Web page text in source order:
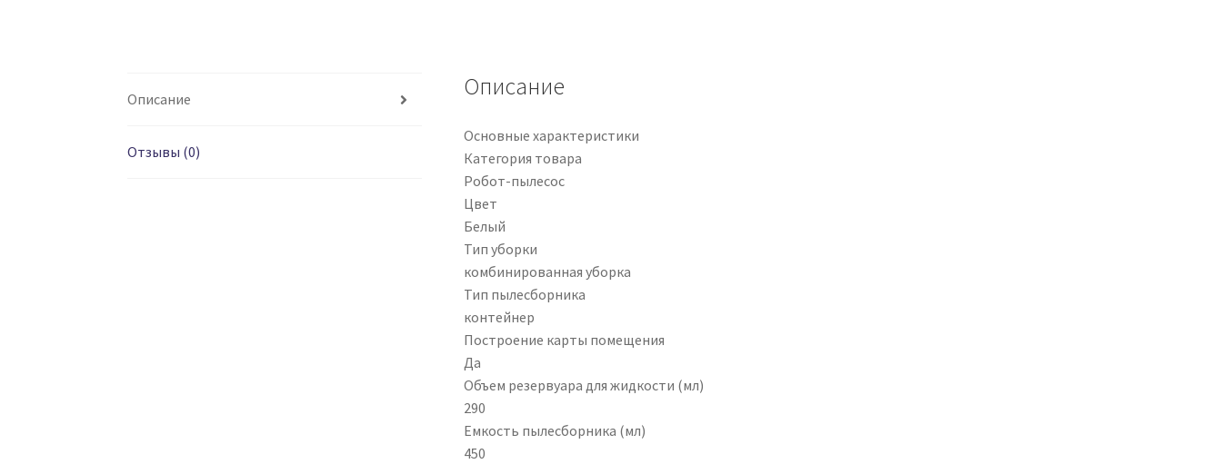
Описание
Отзывы (0)
Описание
Основные характеристики
Категория товара
Робот-пылесос
Цвет
Белый
Тип уборки
комбинированная уборка
Тип пылесборника
контейнер
Построение карты помещения
Да
Объем резервуара для жидкости (мл)
290
Емкость пылесборника (мл)
450